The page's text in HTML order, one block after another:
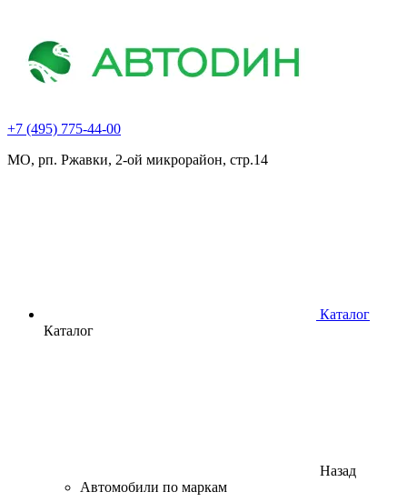
+7 (495) 775-44-00
МО, рп. Ржавки, 2-ой микрорайон, стр.14
Каталог
Каталог
Назад
Автомобили по маркам